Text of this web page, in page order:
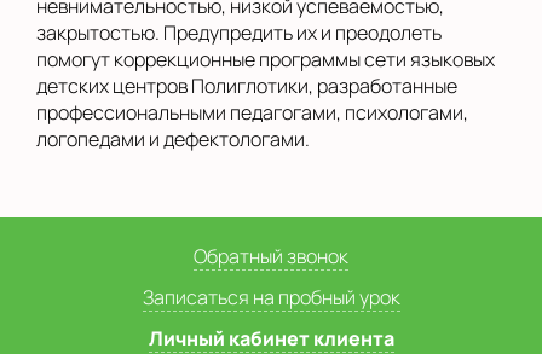
невнимательностью, низкой успеваемостью,
закрытостью. Предупредить их и преодолеть
помогут коррекционные программы сети языковых
детских центров Полиглотики, разработанные
профессиональными педагогами, психологами,
логопедами и дефектологами.
Обратный звонок
Записаться на пробный урок
Личный кабинет клиента